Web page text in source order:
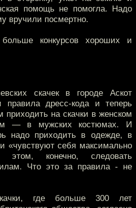
помощь не помогла. Надо
вручили посмертно.
конкурсов хороших и
скачек в городе Аскот
правила дресс-кода и теперь
на скачки в женском
— в мужских костюмах. И
надо приходить в одежде, в
«чувствуют себя максимально
конечно, следовать
Что это за правила - не
где больше 300 лет